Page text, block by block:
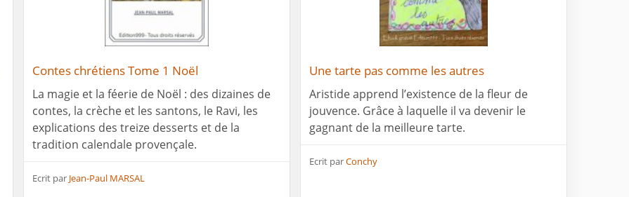
Contes chrétiens Tome 1 Noël
La magie et la féerie de Noël : des dizaines de
contes, la crèche et les santons, le Ravi, les
explications des treize desserts et de la
tradition calendale provençale.
Ecrit par Jean-Paul MARSAL
Une tarte pas comme les autres
Aristide apprend l’existence de la fleur de
jouvence. Grâce à laquelle il va devenir le
gagnant de la meilleure tarte.
Ecrit parConchy